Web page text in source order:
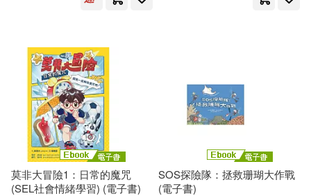
莫非大冒險1：日常的魔咒
(SEL社會情緒學習) (電子書)
SOS探險隊：拯救珊瑚大作戰
(電子書)